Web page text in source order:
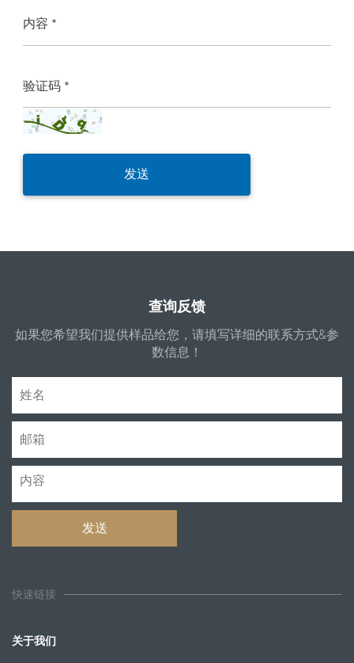
内容 *
验证码 *
查询反馈
如果您希望我们提供样品给您，请填写详细的联系方式&参
数信息！
快速链接
关于我们